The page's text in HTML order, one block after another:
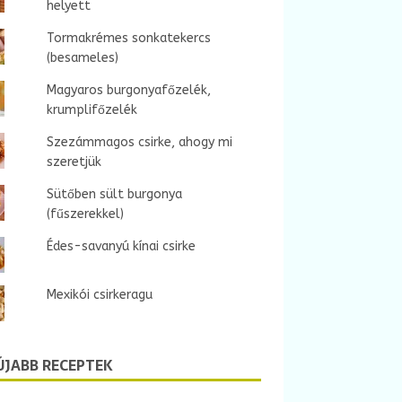
helyett
Tormakrémes sonkatekercs
(besameles)
Magyaros burgonyafőzelék,
krumplifőzelék
Szezámmagos csirke, ahogy mi
szeretjük
Sütőben sült burgonya
(fűszerekkel)
Édes-savanyú kínai csirke
Mexikói csirkeragu
RECEPTEK